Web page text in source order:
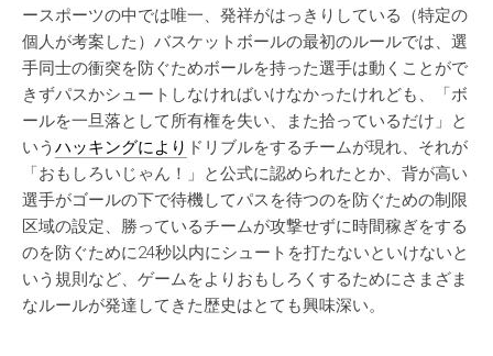
ースポーツの中では唯一、発祥がはっきりしている（特定の
個人が考案した）バスケットボールの最初のルールでは、選
手同士の衝突を防ぐためボールを持った選手は動くことがで
きずパスかシュートしなければいけなかったけれども、「ボ
ールを一旦落として所有権を失い、また拾っているだけ」と
いう ハッキングにより ドリブルをするチームが現れ、それが
「おもしろいじゃん！」と公式に認められたとか、背が高い
選手がゴールの下で待機してパスを待つのを防ぐための制限
区域の設定、勝っているチームが攻撃せずに時間稼ぎをする
のを防ぐために24秒以内にシュートを打たないといけないと
いう規則など、ゲームをよりおもしろくするためにさまざま
なルールが発達してきた歴史はとても興味深い。